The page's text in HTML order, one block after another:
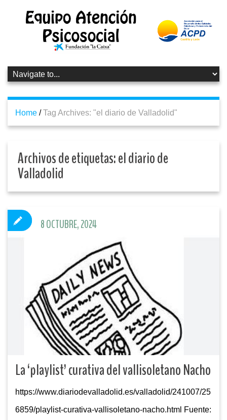
Home / Tag Archives: "el diario de Valladolid"
Archivos de etiquetas:el diario de
Valladolid
La ‘playlist’ curativa del vallisoletano Nacho
https://www.diariodevalladolid.es/valladolid/241007/25
6859/playlist-curativa-vallisoletano-nacho.html Fuente:
8 OCTUBRE, 2024